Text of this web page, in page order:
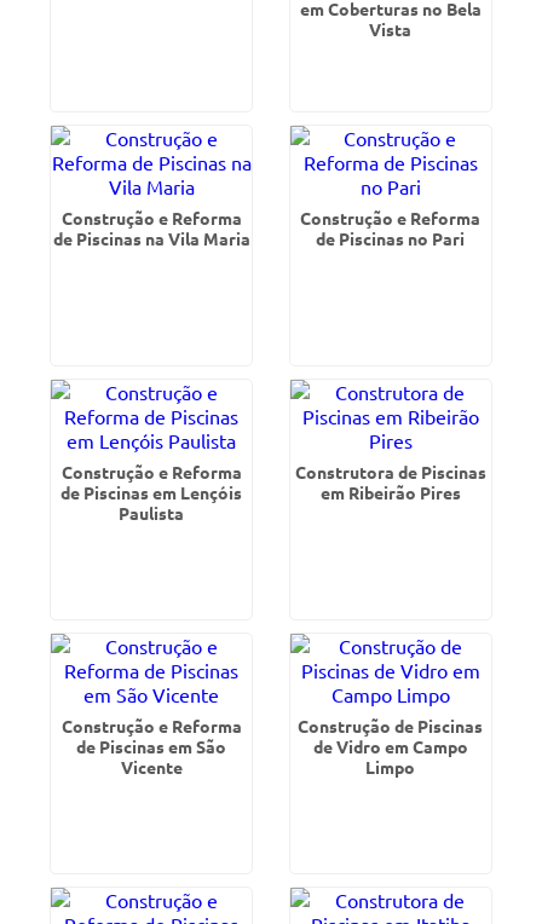
em Coberturas no Bela
Vista
Construção e Reforma
de Piscinas na Vila Maria
Construção e Reforma
de Piscinas no Pari
Construção e Reforma
de Piscinas em Lençóis
Paulista
Construtora de Piscinas
em Ribeirão Pires
Construção e Reforma
de Piscinas em São
Vicente
Construção de Piscinas
de Vidro em Campo
Limpo